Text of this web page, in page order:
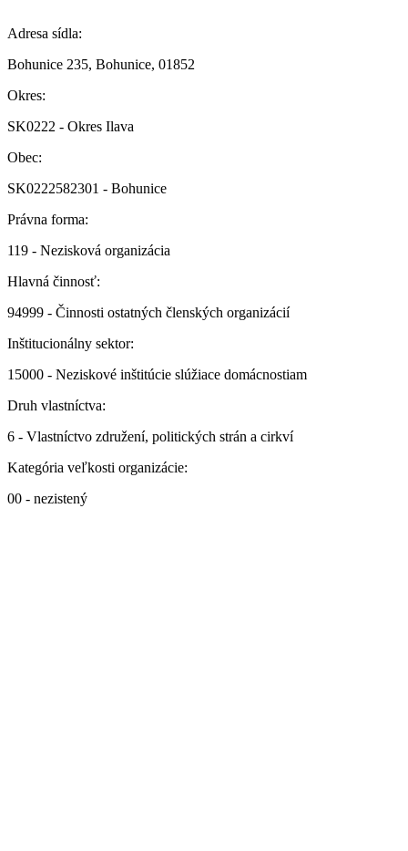
Adresa sídla:
Bohunice 235, Bohunice, 01852
Okres:
SK0222 - Okres Ilava
Obec:
SK0222582301 - Bohunice
Právna forma:
119 - Nezisková organizácia
Hlavná činnosť:
94999 - Činnosti ostatných členských organizácií
Inštitucionálny sektor:
15000 - Neziskové inštitúcie slúžiace domácnostiam
Druh vlastníctva:
6 - Vlastníctvo združení, politických strán a cirkví
Kategória veľkosti organizácie:
00 - nezistený